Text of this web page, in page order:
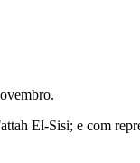
El-Sisi; e com